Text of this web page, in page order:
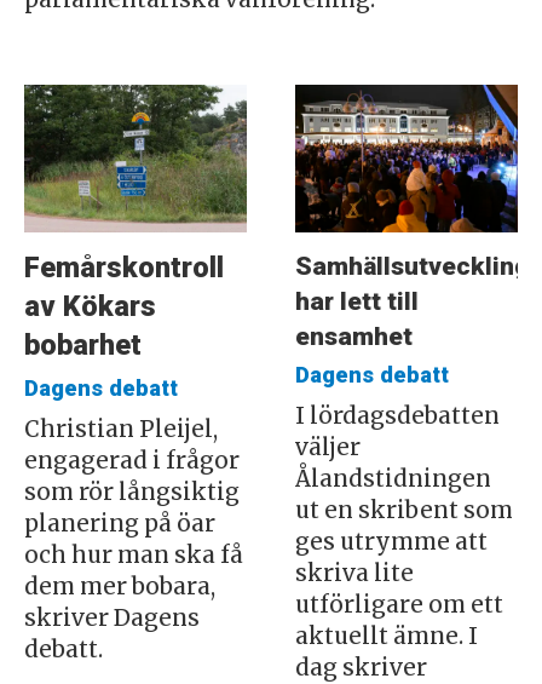
Femårskontroll
av Kökars
bobarhet
Dagens debatt
Christian Pleijel,
engagerad i frågor
som rör långsiktig
planering på öar
och hur man ska få
dem mer bobara,
skriver Dagens
debatt.
Samhällsutveckling
har lett till
ensamhet
Dagens debatt
I lördagsdebatten
väljer
Ålandstidningen
ut en skribent som
ges utrymme att
skriva lite
utförligare om ett
aktuellt ämne. I
dag skriver